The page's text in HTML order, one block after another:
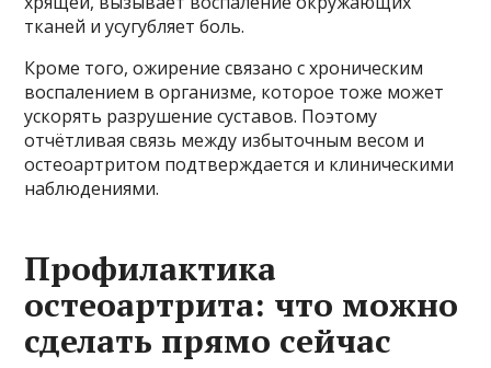
тканей и усугубляет боль.
Кроме того, ожирение связано с хроническим
воспалением в организме, которое тоже может
ускорять разрушение суставов. Поэтому
отчётливая связь между избыточным весом и
остеоартритом подтверждается и клиническими
наблюдениями.
Профилактика
остеоартрита: что можно
сделать прямо сейчас